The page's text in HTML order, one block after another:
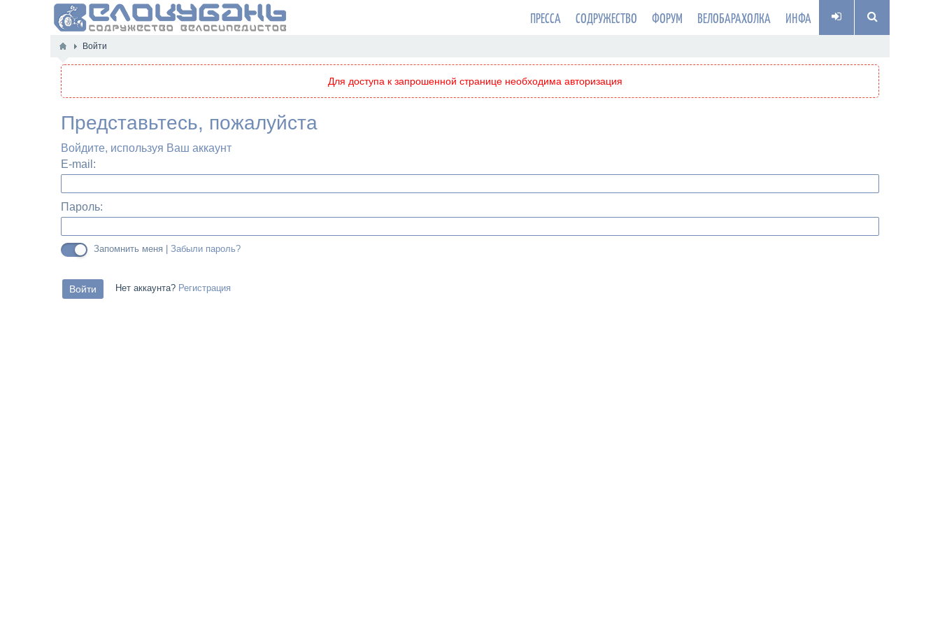
ПРЕССА СОДРУЖЕСТВО ФОРУМ ВЕЛОБАРАХОЛКА ИНФА
Войти
Для доступа к запрошенной странице необходима авторизация
Представьтесь, пожалуйста
Войдите, используя Ваш аккаунт
E-mail:
Пароль:
Запомнить меня | Забыли пароль?
Нет аккаунта? Регистрация